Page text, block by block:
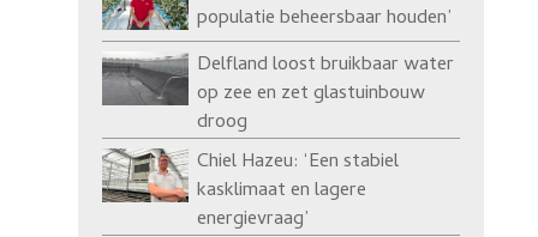
populatie beheersbaar houden’
Delfland loost bruikbaar water
op zee en zet glastuinbouw
droog
Chiel Hazeu: ‘Een stabiel
kasklimaat en lagere
energievraag’